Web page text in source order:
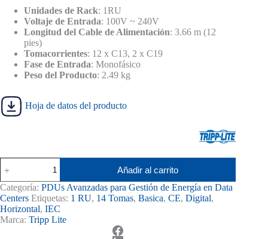
S/ 590.00.
S/ 550.00.
Unidades de Rack: 1RU
Voltaje de Entrada: 100V ~ 240V
Longitud del Cable de Alimentación: 3.66 m (12
pies)
Tomacorrientes: 12 x C13, 2 x C19
Fase de Entrada: Monofásico
Peso del Producto: 2.49 kg
Hoja de datos del producto
Monofásico
Tripp
Lite
14
Tomas
Horizontal
Añadir al carrito
Categoría: PDUs Avanzadas para Gestión de Energía en Data
Centers Etiquetas: 1 RU, 14 Tomas, Basica, CE, Digital,
Horizontal, IEC
Marca: Tripp Lite